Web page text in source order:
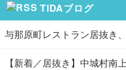
TIDAブログ
与那原町レストラン居抜き
【新着／居抜き】中城村南